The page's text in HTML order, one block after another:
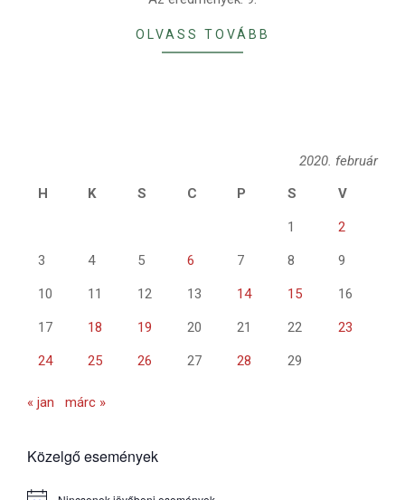
OLVASS TOVÁBB
2020. február
H
K S C P S V
1 2
3 4 5 6 7 8 9
10 11 12 13 14 15 16
17 18 19 20 21 22 23
24 25 26 27 28 29
« jan márc »
Közelgő események